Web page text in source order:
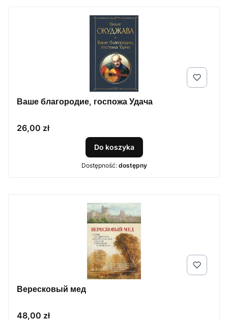
Ваше благородие, госпожа Удача
Cena
26,00 zł
Do koszyka
Dostępność: dostępny
Вересковый мед
Cena
48,00 zł